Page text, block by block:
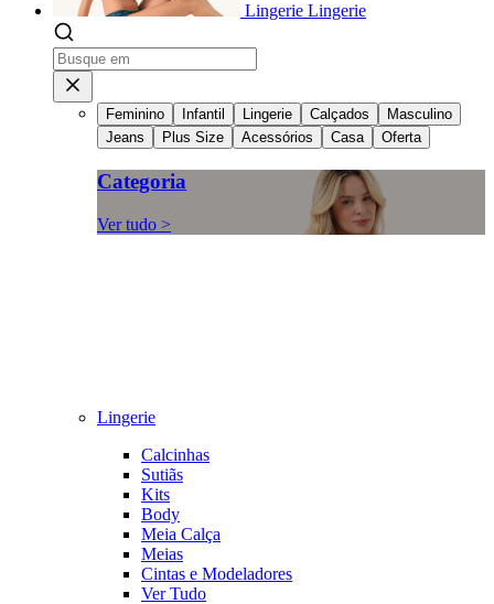
Lingerie Lingerie
Feminino Infantil Lingerie Calçados
Masculino
Jeans
Plus Size Acessórios Casa Oferta
Categoria
Ver tudo >
Lingerie
Calcinhas
Sutiãs
Kits
Body
Meia Calça
Meias
Cintas e Modeladores
Ver Tudo